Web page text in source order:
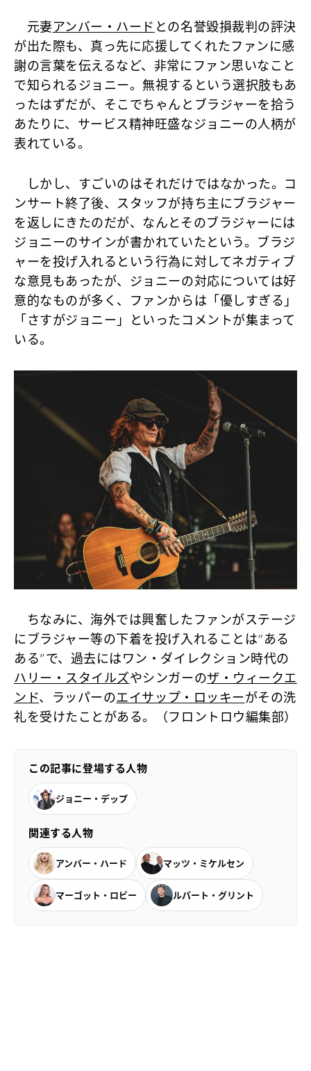
元妻アンバー・ハードとの名誉毀損裁判の評決
が出た際も、真っ先に応援してくれたファンに感
謝の言葉を伝えるなど、非常にファン思いなこと
で知られるジョニー。無視するという選択肢もあ
ったはずだが、そこでちゃんとブラジャーを拾う
あたりに、サービス精神旺盛なジョニーの人柄が
表れている。
しかし、すごいのはそれだけではなかった。コ
ンサート終了後、スタッフが持ち主にブラジャー
を返しにきたのだが、なんとそのブラジャーには
ジョニーのサインが書かれていたという。ブラジ
ャーを投げ入れるという行為に対してネガティブ
な意見もあったが、ジョニーの対応については好
意的なものが多く、ファンからは「優しすぎる」
「さすがジョニー」といったコメントが集まって
いる。
ちなみに、海外では興奮したファンがステージ
にブラジャー等の下着を投げ入れることは“ある
ある”で、過去にはワン・ダイレクション時代の
ハリー・スタイルズやシンガーのザ・ウィークエ
ンド、ラッパーのエイサップ・ロッキーがその洗
礼を受けたことがある。（フロントロウ編集部）
この記事に登場する人物
ジョニー・デップ
関連する人物
アンバー・ハード マッツ・ミケルセン
マーゴット・ロビー ルパート・グリント